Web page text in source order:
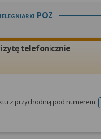
POZ
telefonicznie
z przychodnią pod numerem: